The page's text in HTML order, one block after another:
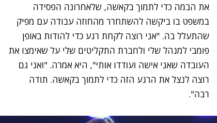
הבמה כדי לתמוך בקאשה, שלאחרונההפסידה
בו ביקשה להשתחרר מהחוזה עבודה עם מפיק
שהתעלל בה. ‎"אני רוצה לקחת רגע כדי להודות באופן
למנהל שלי ולחברת התקליטים שלי על שאימצו את
שאני אישה ועודדו אותי", היא אמרה. "ואני גם
לנצל את הרגע הזה כדי לתמוך בקאשה. תודה